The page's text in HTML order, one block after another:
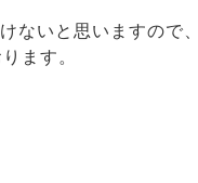
ないと思いますので
ます。